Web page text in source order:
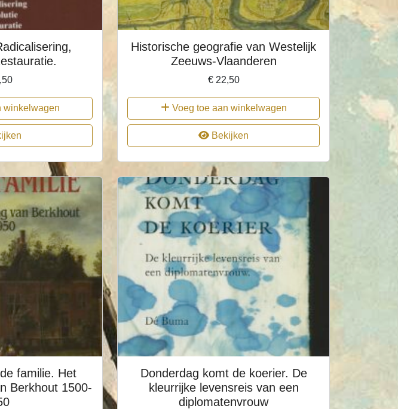
winkelwagen
Historische geografie van Westelijk
Zeeuws-Vlaanderen
€22,50
Voeg toe aan winkelwagen
Bekijken
familie. Het
Berkhout 1500-
Donderdag komt de koerier. De
kleurrijke levensreis van een
diplomatenvrouw